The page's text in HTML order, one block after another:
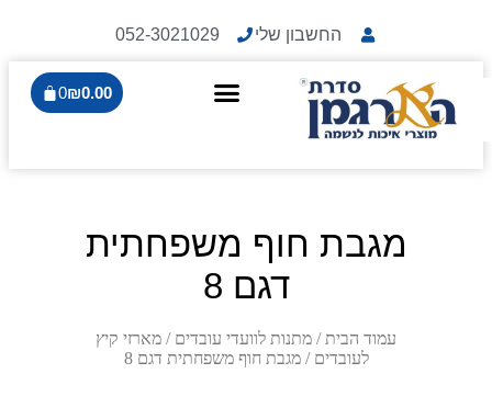
החשבון שלי 052-3021029
₪0.00
0
מגבת חוף משפחתית
דגם 8
עמוד הבית/מתנות לוועדי עובדים/מארזי קיץ
לעובדים/ מגבת חוף משפחתית דגם 8